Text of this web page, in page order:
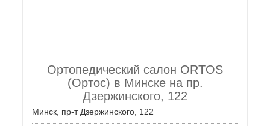
Ортопедический салон ORTOS
(Ортос) в Минске на пр.
Дзержинского, 122
Минск, пр-т Дзержинского, 122